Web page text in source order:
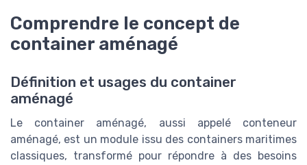
Comprendre le concept de
container aménagé
Définition et usages du container
aménagé
Le container aménagé, aussi appelé conteneur
aménagé, est un module issu des containers maritimes
classiques, transformé pour répondre à des besoins